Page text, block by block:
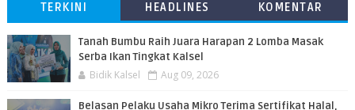
TERKINI HEADLINES KOMENTAR
Tanah Bumbu Raih Juara Harapan 2 Lomba Masak
Serba Ikan Tingkat Kalsel
Bidik Kalsel Aug 09, 2026
Belasan Pelaku Usaha Mikro Terima Sertifikat Halal,